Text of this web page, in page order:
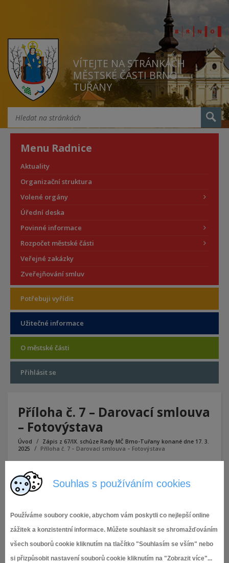
Souhlas s používáním cookies
Používáme soubory cookie, abychom vám poskytli co nejlepší online
zážitek a konzistentní informace. Můžete souhlasit se shromažďováním
všech souborů cookie kliknutím na tlačítko "Souhlasím se vším" nebo
si přizpůsobit nastavení souborů cookie kliknutím na "Zobrazit více"...
VÍTEJTE NA STRÁNKÁCH
MĚSTSKÉ ČÁSTI BRNO
TUŘANY
Menu Radnice
Aktuality
Organizační struktura
Volené orgány
Úřední deska
Povinné informace
Rozpočet městské části
Veřejné zakázky
Zveřejňování smluv
Potřebuji vyřídit
Užitečné informace
O městské části
Přihlásit se
Příloha č. 7 – Darovací smlouva
– Fotovýstava
Úvod
Zápis z 67/IX. schůze Rady MČ Brno-Tuřany konané dne 17. 3.
2025
Příloha č. 7 – Darovací smlouva – Fotovýstava
Příloha č. 7 - Darovací smlouva - Fotovýstava